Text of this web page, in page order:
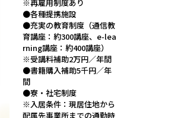
※再雇用制度あり
●各種提携施設
●充実の教育制度（通信教
育講座：約300講座、e-lea
rning講座：約400講座）
※受講料補助2万円／年間
●書籍購入補助5千円／年
間
●寮・社宅制度
※入居条件：現居住地から
配属先事業所までの通勤時